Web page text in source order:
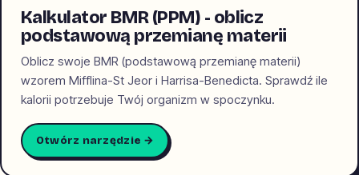
Kalkulator BMR (PPM) - oblicz
podstawową przemianę materii
Oblicz swoje BMR (podstawową przemianę materii)
wzorem Mifflina-St Jeor i Harrisa-Benedicta. Sprawdź ile
kalorii potrzebuje Twój organizm w spoczynku.
Otwórz narzędzie →